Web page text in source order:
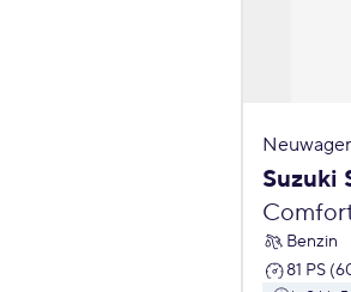
Suzuki
Benzin
81 PS